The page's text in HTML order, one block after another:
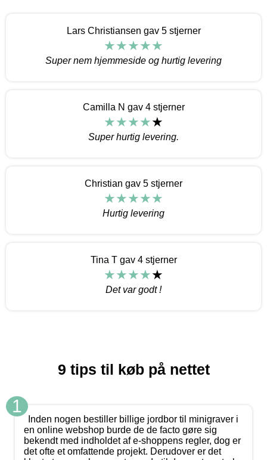
Lars Christiansen gav 5 stjerner
Super nem hjemmeside og hurtig levering
Camilla N gav 4 stjerner
Super hurtig levering.
Christian gav 5 stjerner
Hurtig levering
Tina T gav 4 stjerner
Det var godt !
9 tips til køb på nettet
1
Inden nogen bestiller billige jordbor til minigraver i
en online webshop burde de de facto gøre sig
bekendt med indholdet af e-shoppens regler, dog er
det ofte et omfattende projekt. Derudover er det